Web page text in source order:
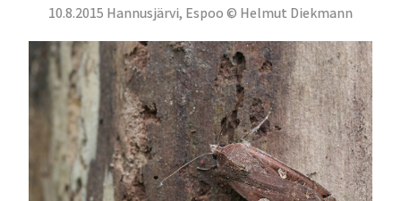
10.8.2015 Hannusjärvi, Espoo © Helmut Diekmann